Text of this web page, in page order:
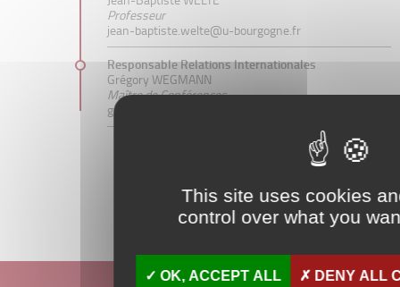
Professeur
jean-baptiste.welte@u-bourgogne.fr
Responsable Relations Internationales
Grégory WEGMANN
Maître de Conférences
gregory.wegmann@u-bourgogne.fr
This site uses cookies
control over what you
OK, ACCEPT ALL DENY ALL